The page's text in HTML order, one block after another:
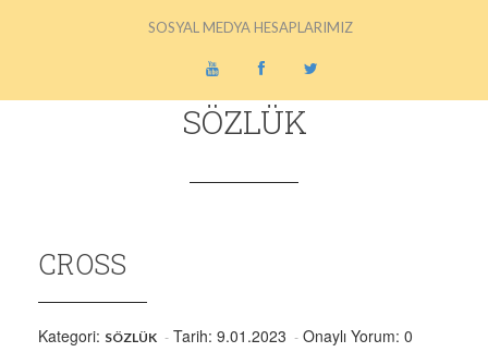
SOSYAL MEDYA HESAPLARIMIZ
SÖZLÜK
CROSS
Kategori: SÖZLÜK Tarih: 9.01.2023
Onaylı Yorum: 0